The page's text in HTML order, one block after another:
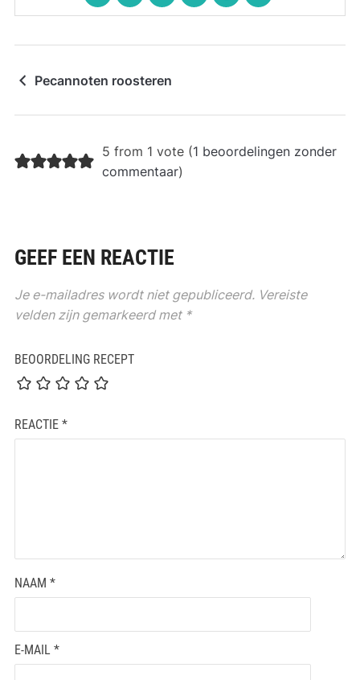
Pecannoten roosteren
5 from 1 vote (1 beoordelingen zonder
commentaar)
GEEF EEN REACTIE
Je e-mailadres wordt niet gepubliceerd. Vereiste
velden zijn gemarkeerd met *
BEOORDELING RECEPT
REACTIE *
NAAM *
E-MAIL *